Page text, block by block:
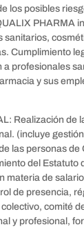
los posibles
PHARMA
sanitarios,
Cumplimiento
profesionales
y sus
Realización de
(incluye
las personas de
del Estatuto
materia de
de presencia,
comité
y profesional,